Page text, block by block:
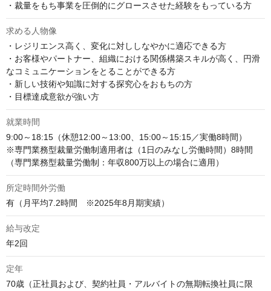
・裁量をもち事業を圧倒的にグロースさせた経験をもっている方
求める人物像
・レジリエンス高く、変化に対ししなやかに適応できる方
・お客様やパートナー、組織における関係構築スキルが高く、円滑
なコミュニケーションをとることができる方
・新しい技術や知識に対する探究心をおもちの方
・目標達成意欲が強い方
就業時間
9:00～18:15（休憩12:00～13:00、15:00～15:15／実働8時間）
※専門業務型裁量労働制適用者は（1日のみなし労働時間）8時間
（専門業務型裁量労働制：年収800万以上の場合に適用）
所定時間外労働
有（月平均7.2時間　※2025年8月期実績）
給与改定
年2回
定年
70歳（正社員および、契約社員・アルバイトの無期転換社員に限